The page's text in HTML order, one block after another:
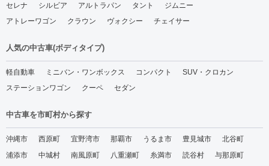
セレナ
シルビア アルトラパン タント
ジムニー
アトレーワゴン
クラウン ヴォクシー チェイサー
人気の中古車(ボディタイプ)
軽自動車 ミニバン・ワンボックス コンパクト
SUV・クロカン
ステーションワゴン
クーペ セダン
中古車を市町村から探す
沖縄市 西原町 宜野湾市 那覇市 うるま市 豊見城市
北谷町
浦添市
中城村 南風原町 八重瀬町 糸満市 読谷村
与那原町